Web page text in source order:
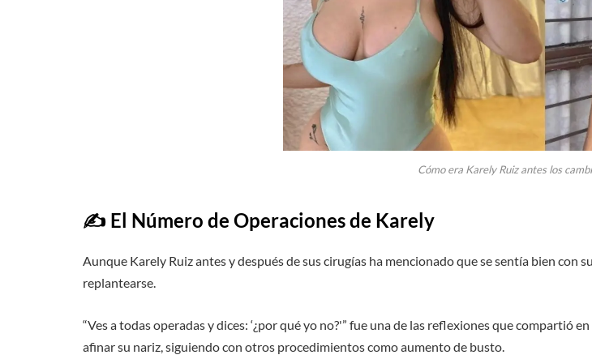
Cómo era Karely Ruiz antes los
✍️ El Número de Operaciones de Karely
Aunque Karely Ruiz antes y después de sus cirugías ha mencionado que se sentía bien con
replantearse.
“Ves a todas operadas y dices: ‘¿por qué yo no?'” fue una de las reflexiones que compartió
afinar su nariz, siguiendo con otros procedimientos como aumento de busto.